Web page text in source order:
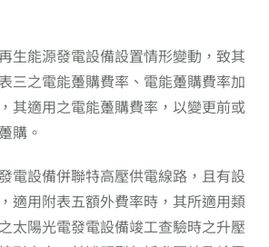
生能源發電設備設置情形變動，致其
三之電能躉購費率、電能躉購費率加
其適用之電能躉購費率，以變更前或
購。
電設備併聯特高壓供電線路，且有設
適用附表五額外費率時，其所適用類
太陽光電發電設備竣工查驗時之升壓